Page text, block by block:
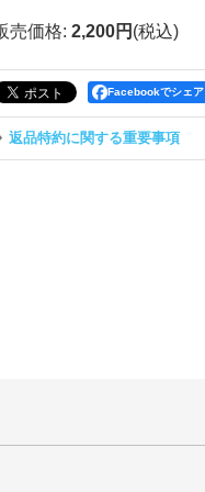
売価格: 2,200円 (税込)
Facebookでシェア
返品特約に関する重要事項